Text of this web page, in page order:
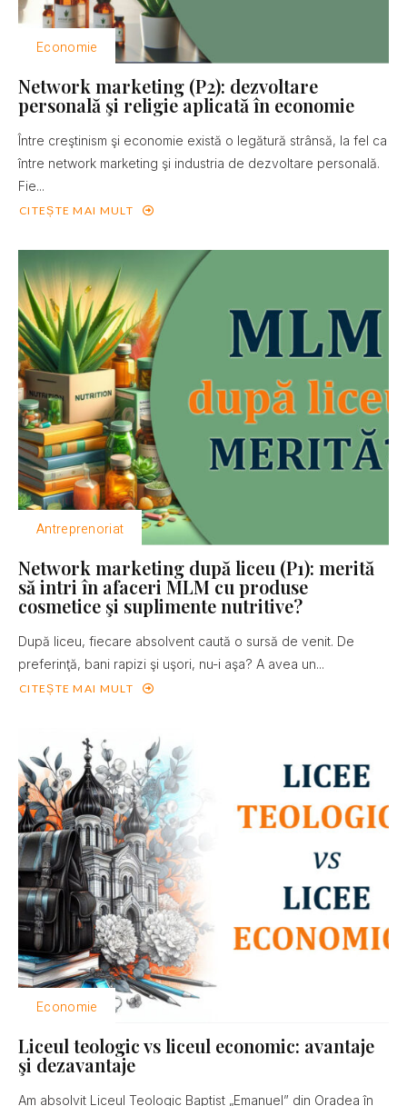
Economie
Network marketing (P2): dezvoltare
personală şi religie aplicată în economie
Între creştinism şi economie există o legătură strânsă, la fel ca
între network marketing şi industria de dezvoltare personală.
Fie...
CITEȘTE MAI MULT
Antreprenoriat
Network marketing după liceu (P1): merită
să intri în afaceri MLM cu produse
cosmetice şi suplimente nutritive?
După liceu, fiecare absolvent caută o sursă de venit. De
preferinţă, bani rapizi şi uşori, nu-i aşa? A avea un...
CITEȘTE MAI MULT
Economie
Liceul teologic vs liceul economic: avantaje
şi dezavantaje
Am absolvit Liceul Teologic Baptist „Emanuel” din Oradea în